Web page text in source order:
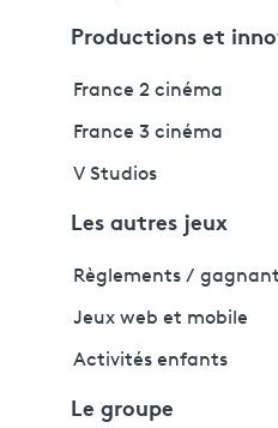
Productions et
France 2 cinéma
France 3 cinéma
V Studios
Les autres jeux
Règlements /
Jeux web et mobile
Activités enfants
Le groupe